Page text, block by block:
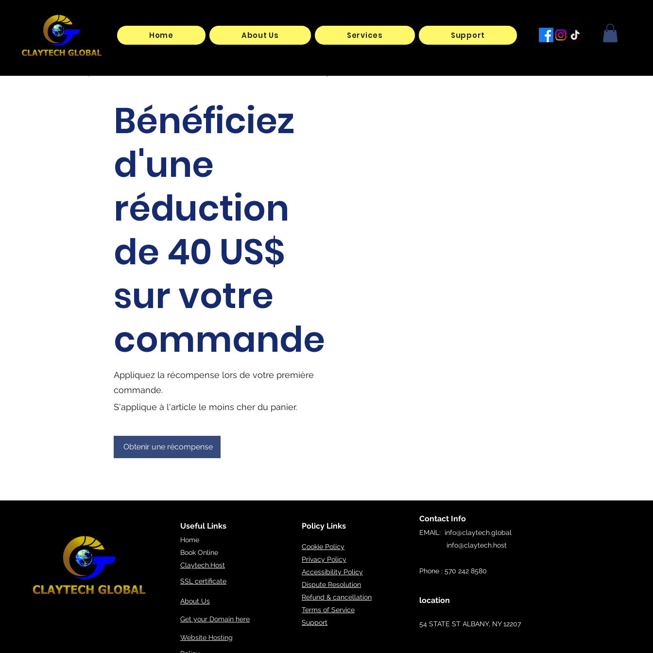
Home About Us Services Support
Bénéficiez
d'une
réduction
de ‏40 US$
sur votre
commande
Appliquez la récompense lors de votre première
commande.
Obtenir une récompense
S'applique à l'article le moins cher du panier.
Useful Links
SSL certificate
Home
Book Online
Claytech.Host
About Us
Policy Links
Get your Domain here
Contact Info
EMAIL: info@claytech.global
info@claytech.host
Phone : 570 242 8580
location
54 STATE ST ALBANY, NY 12207
Website Hosting
Cookie Policy
Privacy Policy
Accessibility Policy
Dispute Resolution
Refund & cancellation
Terms of Service
Support